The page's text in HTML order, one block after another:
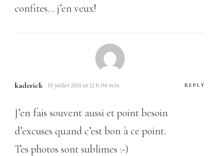
confites… j’en veux!
kaderick 19 juillet 2011 at 12 h 04 min REPLY
J’en fais souvent aussi et point besoin
d’excuses quand c’est bon à ce point.
Tes photos sont sublimes :-)